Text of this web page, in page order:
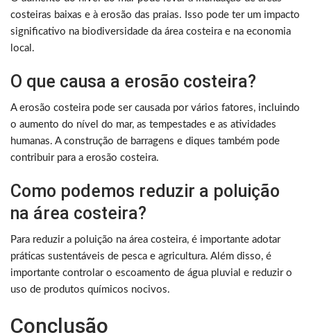
costeiras baixas e à erosão das praias. Isso pode ter um impacto
significativo na biodiversidade da área costeira e na economia
local.
O que causa a erosão costeira?
A erosão costeira pode ser causada por vários fatores, incluindo
o aumento do nível do mar, as tempestades e as atividades
humanas. A construção de barragens e diques também pode
contribuir para a erosão costeira.
Como podemos reduzir a poluição
na área costeira?
Para reduzir a poluição na área costeira, é importante adotar
práticas sustentáveis ​​de pesca e agricultura. Além disso, é
importante controlar o escoamento de água pluvial e reduzir o
uso de produtos químicos nocivos.
Conclusão